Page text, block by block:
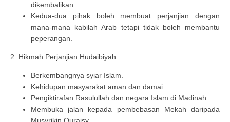
dikembalikan.
Kedua-dua pihak boleh membuat perjanjian dengan
mana-mana kabilah Arab tetapi tidak boleh membantu
peperangan.
2. Hikmah Perjanjian Hudaibiyah
Berkembangnya syiar Islam.
Kehidupan masyarakat aman dan damai.
Pengiktirafan Rasulullah dan negara Islam di Madinah.
Membuka jalan kepada pembebasan Mekah daripada